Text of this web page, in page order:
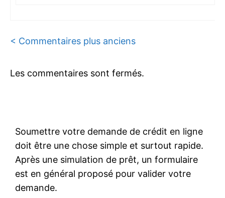
Navigation
commentaires
< Commentaires plus anciens
Les commentaires sont fermés.
Soumettre votre demande de crédit en ligne
doit être une chose simple et surtout rapide.
Après une simulation de prêt, un formulaire
est en général proposé pour valider votre
demande.